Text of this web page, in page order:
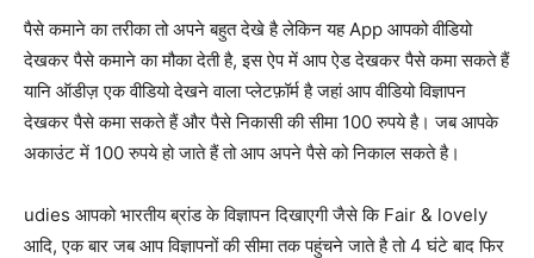
पैसे कमाने का तरीका तो अपने बहुत देखे है लेकिन यह App आपको वीडियो
देखकर पैसे कमाने का मौका देती है, इस ऐप में आप ऐड देखकर पैसे कमा सकते हैं
यानि ऑडीज़ एक वीडियो देखने वाला प्लेटफ़ॉर्म है जहां आप वीडियो विज्ञापन
देखकर पैसे कमा सकते हैं और पैसे निकासी की सीमा 100 रुपये है। जब आपके
अकाउंट में 100 रुपये हो जाते हैं तो आप अपने पैसे को निकाल सकते है।
udies आपको भारतीय ब्रांड के विज्ञापन दिखाएगी जैसे कि Fair & lovely
आदि, एक बार जब आप विज्ञापनों की सीमा तक पहुंचने जाते है तो 4 घंटे बाद फिर